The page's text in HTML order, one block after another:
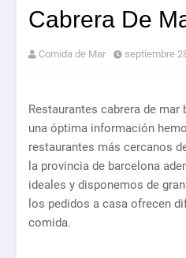
Cabrera De
Comida de Mar septiembre
Restaurantes cabrera de
una óptima información
restaurantes más cercanos
la provincia de barcelona
ideales y disponemos de
los pedidos a casa ofrecen
comida.